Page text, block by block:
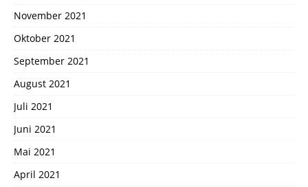
November 2021
Oktober 2021
September 2021
August 2021
Juli 2021
Juni 2021
Mai 2021
April 2021